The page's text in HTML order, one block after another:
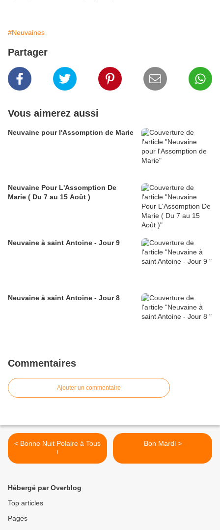
#Neuvaines
Partager
Vous aimerez aussi
Neuvaine pour l'Assomption de Marie
Neuvaine Pour L'Assomption De
Marie ( Du 7 au 15 Août )
Neuvaine à saint Antoine - Jour 9
Neuvaine à saint Antoine - Jour 8
Commentaires
Ajouter un commentaire
< Bonne Nuit Polaire à Tous
!
Bon Mardi >
Hébergé par Overblog
Top articles
Pages